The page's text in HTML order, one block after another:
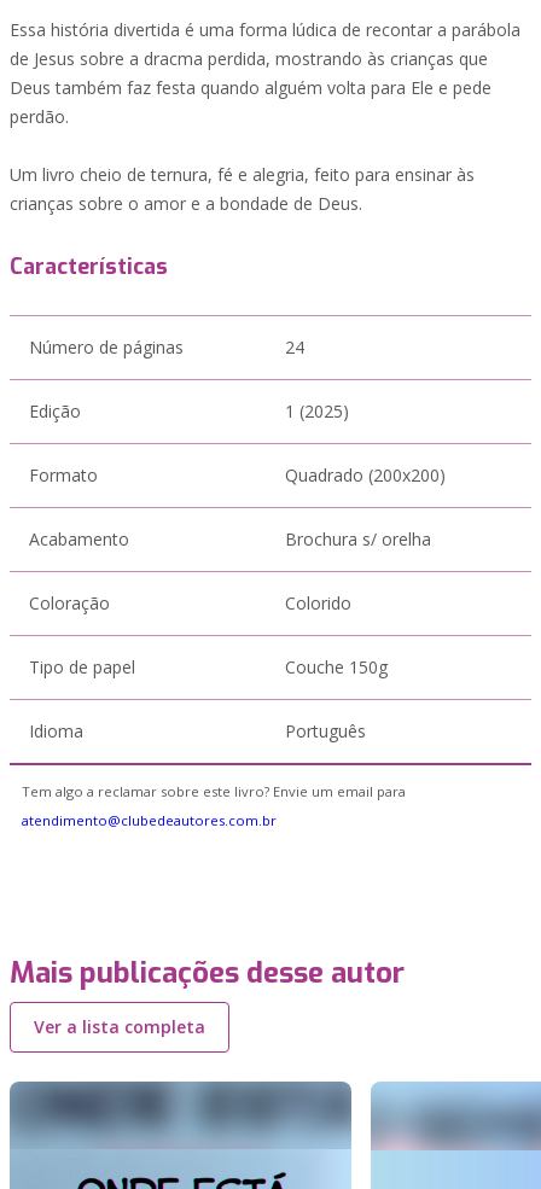
Essa história divertida é uma forma lúdica de recontar a parábola
de Jesus sobre a dracma perdida, mostrando às crianças que
Deus também faz festa quando alguém volta para Ele e pede
perdão.
Um livro cheio de ternura, fé e alegria, feito para ensinar às
crianças sobre o amor e a bondade de Deus.
Características
Número de páginas 24
Edição 1 (2025)
Formato Quadrado (200x200)
Acabamento Brochura s/ orelha
Coloração Colorido
Tipo de papel Couche 150g
Idioma Português
Tem algo a reclamar sobre este livro? Envie um email para
atendimento@clubedeautores.com.br
Mais publicações desse autor
Ver a lista completa